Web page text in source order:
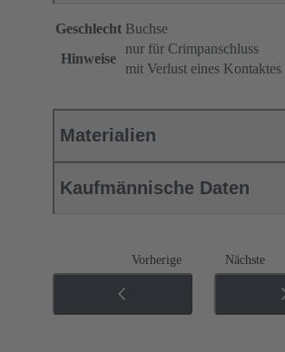
Geschlecht Buchse
Hinweise
nur für Crimpanschluss
mit Verlust eines Kontaktes
Materialien
Kaufmännische Daten
Vorherige Nächste